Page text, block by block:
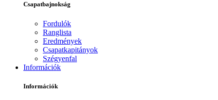
Csapatbajnokság
Fordulók
Ranglista
Eredmények
Csapatkapitányok
Szégyenfal
Információk
Információk